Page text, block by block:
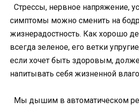
Стрессы, нервное напряжение,
симптомы можно сменить на
жизнерадостность. Как хорошо
всегда зеленое, его ветки
если хочет быть здоровым,
напитывать себя жизненной
Мы дышим в автоматическом